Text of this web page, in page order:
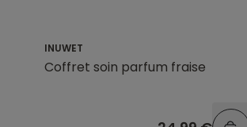
INUWET
Coffret soin parfum fraise